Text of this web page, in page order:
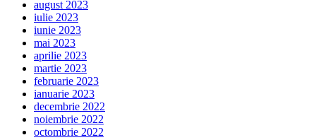
august 2023
iulie 2023
iunie 2023
mai 2023
aprilie 2023
martie 2023
februarie 2023
ianuarie 2023
decembrie 2022
noiembrie 2022
octombrie 2022